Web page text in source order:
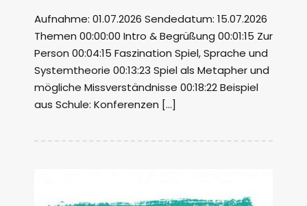
Aufnahme: 01.07.2026 Sendedatum: 15.07.2026
Themen 00:00:00 Intro & Begrüßung 00:01:15 Zur
Person 00:04:15 Faszination Spiel, Sprache und
Systemtheorie 00:13:23 Spiel als Metapher und
mögliche Missverständnisse 00:18:22 Beispiel
aus Schule: Konferenzen […]